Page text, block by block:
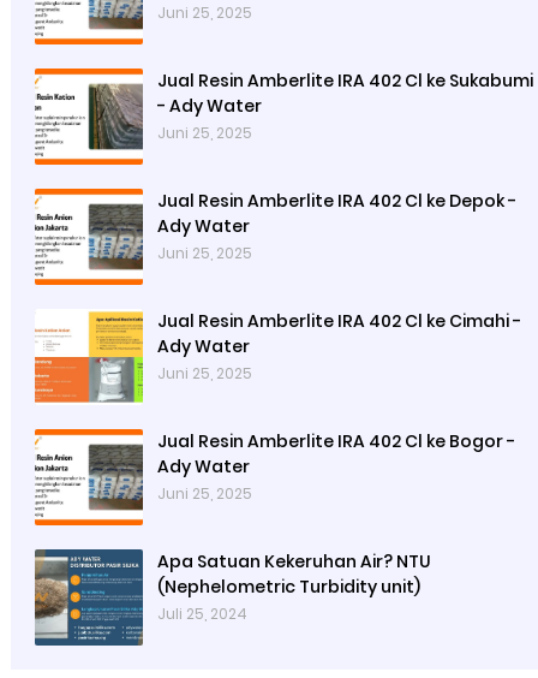
Juni 25, 2025
Jual Resin Amberlite IRA 402 Cl ke Sukabumi
- Ady Water
Juni 25, 2025
Jual Resin Amberlite IRA 402 Cl ke Depok -
Ady Water
Juni 25, 2025
Jual Resin Amberlite IRA 402 Cl ke Cimahi -
Ady Water
Juni 25, 2025
Jual Resin Amberlite IRA 402 Cl ke Bogor -
Ady Water
Juni 25, 2025
Apa Satuan Kekeruhan Air? NTU
(Nephelometric Turbidity unit)
Juli 25, 2024